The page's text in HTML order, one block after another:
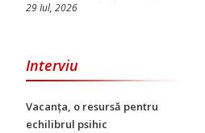
29 Iul, 2026
Interviu
Vacanța, o resursă pentru
echilibrul psihic